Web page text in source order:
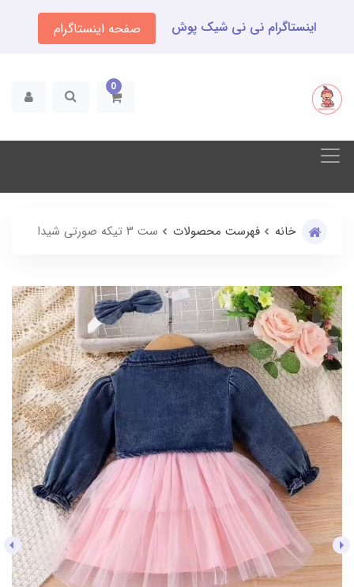
اینستاگرام نی نی شیک پوش صفحه اینستاگرام
0
خانه فهرست محصولات ست ۳ تیکه صورتی شیدا